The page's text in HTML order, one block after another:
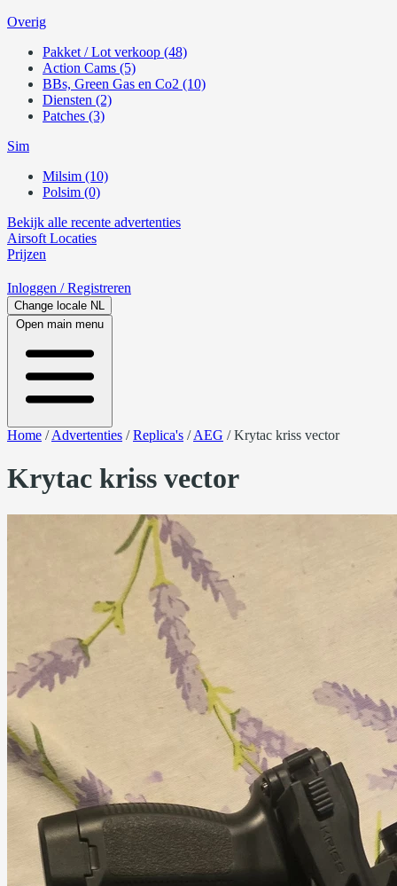
Overig
Pakket / Lot verkoop (48)
Action Cams (5)
BBs, Green Gas en Co2 (10)
Diensten (2)
Patches (3)
Sim
Milsim (10)
Polsim (0)
Bekijk alle recente advertenties
Airsoft Locaties
Prijzen
Inloggen / Registreren
Change locale NL
Open main menu
Home /Advertenties /Replica's /AEG /Krytac kriss vector
Krytac kriss vector